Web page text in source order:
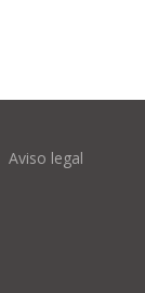
Aviso legal